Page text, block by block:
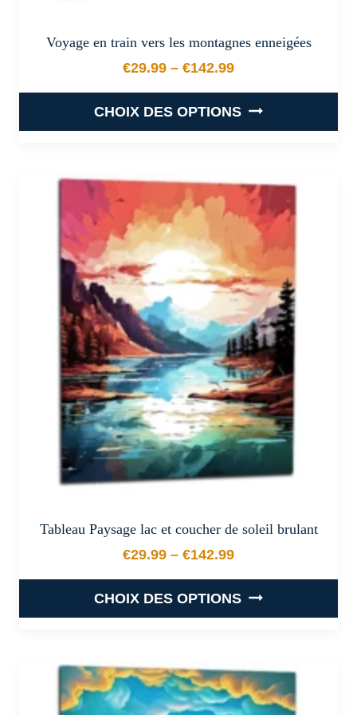
Voyage en train vers les montagnes enneigées
€29.99 – €142.99
Plage de prix : €29.99 à
CHOIX DES OPTIONS
a
plusieurs
variations.
Les
options
peuvent
être
choisies
sur
la
page
du
produit
Tableau Paysage lac et coucher de soleil brulant
€29.99 – €142.99
Plage de prix : €29.99 à
CHOIX DES OPTIONS
a
plusieurs